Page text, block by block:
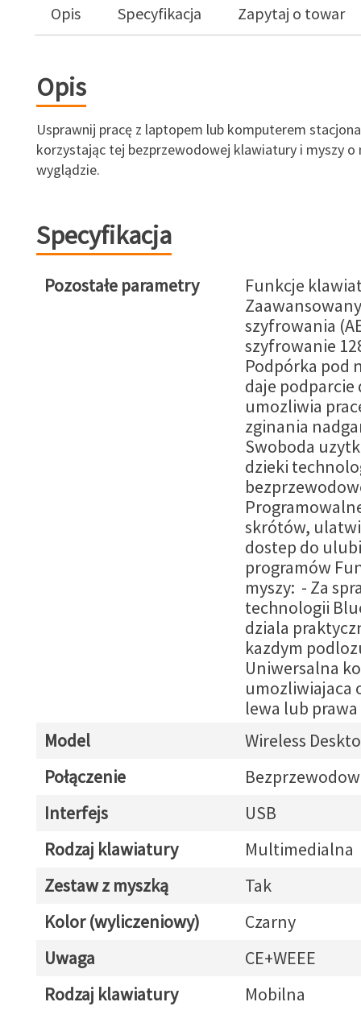
Opis Specyfikacja Zapytaj o towar
Opis
Usprawnij pracę z laptopem lub komputerem
korzystając tej bezprzewodowej klawiatury i myszy o
wyglądzie.
Specyfikacja
Pozostałe parametry
Funkcje
szyfrowania
szyfrowanie
Podpórka pod
daje
umozliwia
zginania
Swoboda
dzieki
skrótów,
dostep do
programów
myszy: - Za
technologii
dziala
kazdym
Uniwersalna
umozliwiajaca
lewa lub
Model
Wireless
Połączenie
Interfejs
USB
Rodzaj klawiatury
Multimedialna
Zestaw z myszką
Tak
Kolor (wyliczeniowy)
Czarny
Uwaga
CE+WEEE
Rodzaj klawiatury
Mobilna